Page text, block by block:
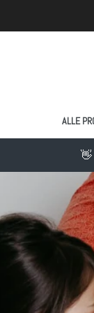
100% Made
ALLE